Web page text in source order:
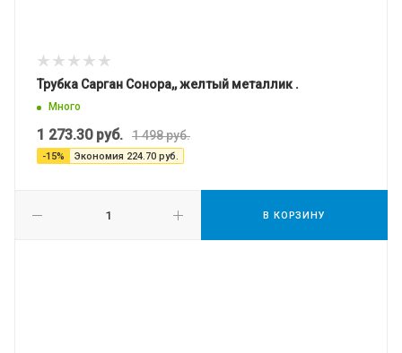
Трубка Сарган Сонора,, желтый металлик .
Много
1 273.30руб. 1 498руб.
-15% Экономия 224.70 руб.
В КОРЗИНУ